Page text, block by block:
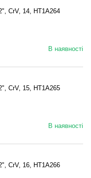
CrV, 14, HT1A264
В наявності
CrV, 15, HT1A265
В наявності
CrV, 16, HT1A266